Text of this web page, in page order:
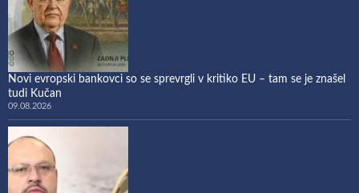
Novi evropski bankovci so se sprevrgli v kritiko EU – tam se je znašel
tudi Kučan
09.08.2026